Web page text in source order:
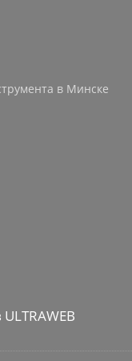
в Минске
ULTRAWEB